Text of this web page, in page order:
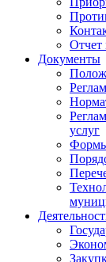
Отчет
Документы
услуг